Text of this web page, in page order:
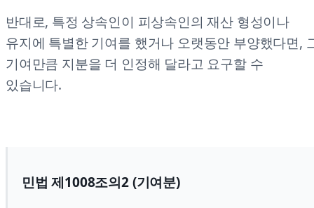
반대로, 특정 상속인이 피상속인의 재산 형성이나
유지에 특별한 기여를 했거나 오랫동안 부양했다면,
기여만큼 지분을 더 인정해 달라고 요구할 수
있습니다.
민법 제1008조의2 (기여분)